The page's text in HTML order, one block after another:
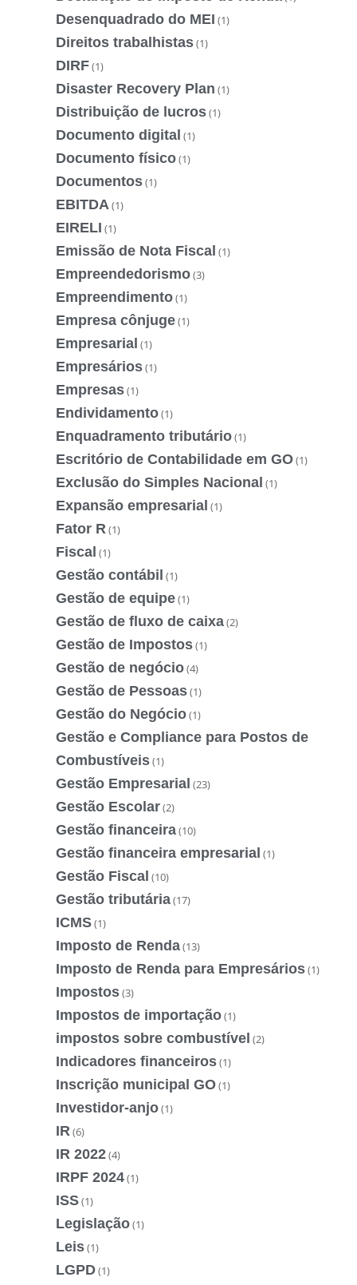
Desenquadrado do MEI (1)
Direitos trabalhistas(1)
DIRF(1)
Disaster Recovery Plan (1)
Distribuição de lucros(1)
Documento digital (1)
Documento físico(1)
Documentos(1)
EBITDA (1)
EIRELI (1)
Emissão de Nota Fiscal (1)
Empreendedorismo(3)
Empreendimento(1)
Empresa cônjuge(1)
Empresarial (1)
Empresários(1)
Empresas(1)
Endividamento(1)
Enquadramento tributário(1)
Escritório de Contabilidade em GO(1)
Exclusão do Simples Nacional (1)
Expansão empresarial (1)
Fator R (1)
Fiscal (1)
Gestão contábil (1)
Gestão de equipe(1)
Gestão de fluxo de caixa(2)
Gestão de Impostos(1)
Gestão de negócio(4)
Gestão de Pessoas(1)
Gestão do Negócio(1)
Gestão e Compliance para Postos de
Combustíveis(1)
Gestão Empresarial (23)
Gestão Escolar(2)
Gestão financeira(10)
Gestão financeira empresarial (1)
Gestão Fiscal (10)
Gestão tributária(17)
ICMS(1)
Imposto de Renda(13)
Imposto de Renda para Empresários(1)
Impostos(3)
Impostos de importação(1)
impostos sobre combustível (2)
Indicadores financeiros(1)
Inscrição municipal GO(1)
Investidor-anjo(1)
IR (6)
IR 2022(4)
IRPF 2024(1)
ISS(1)
Legislação(1)
Leis(1)
LGPD(1)